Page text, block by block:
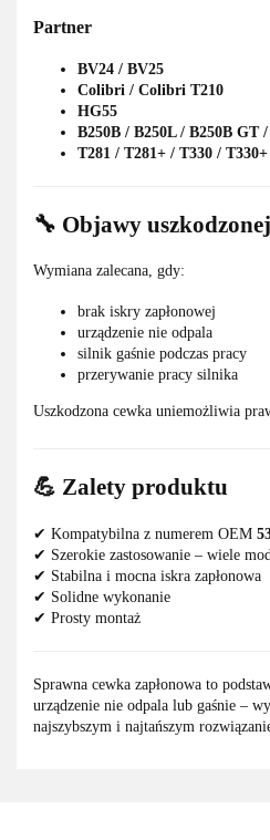
Partner
BV24 / BV25
Colibri / Colibri T210
HG55
B250B / B250L / B250B GT
T281 / T281+ / T330 / T330+
🔧 Objawy
Wymiana zalecana, gdy:
brak iskry zapłonowej
urządzenie nie odpala
silnik gaśnie podczas pracy
przerywanie pracy silnika
Uszkodzona cewka uniemożliwia
💪 Zalety produktu
✔ Kompatybilna z numerem OEM
✔ Szerokie zastosowanie – wiele
✔ Stabilna i mocna iskra zapłonowa
✔ Solidne wykonanie
✔ Prosty montaż
Sprawna cewka zapłonowa to
urządzenie nie odpala lub gaśnie –
najszybszym i najtańszym